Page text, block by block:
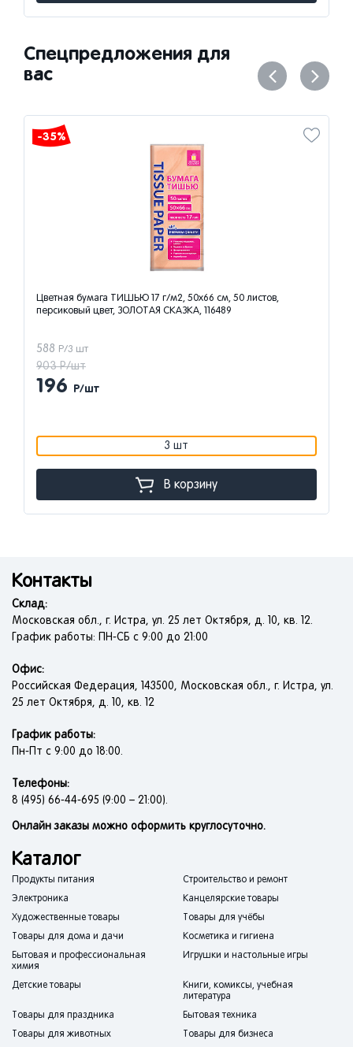
Спецпредложения для
вас
-35%
Цветная бумага ТИШЬЮ 17 г/м2, 50х66 см, 50 листов,
персиковый цвет, ЗОЛОТАЯ СКАЗКА, 116489
588 Р/3 шт
903 Р/шт
196 Р/шт
3 шт
В корзину
Контакты
Склад:
Московская обл., г. Истра, ул. 25 лет Октября, д. 10, кв. 12.
График работы: ПН-СБ с 9:00 до 21:00
Офис:
Российская Федерация, 143500, Московская обл., г. Истра, ул.
25 лет Октября, д. 10, кв. 12
График работы:
Пн-Пт с 9:00 до 18:00.
Телефоны:
8 (495) 66-44-695 (9:00 – 21:00).
Онлайн заказы можно оформить круглосуточно.
Каталог
Продукты питания
Строительство и ремонт
Электроника
Канцелярские товары
Художественные товары
Товары для учёбы
Товары для дома и дачи
Косметика и гигиена
Бытовая и профессиональная
химия
Игрушки и настольные игры
Детские товары
Книги, комиксы, учебная
литература
Товары для праздника
Бытовая техника
Товары для животных
Товары для бизнеса